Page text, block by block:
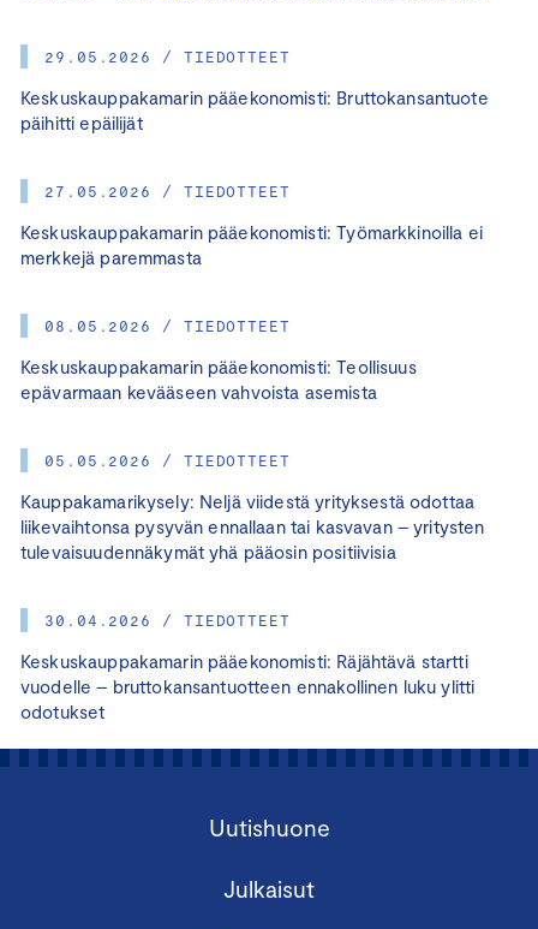
29.05.2026 / TIEDOTTEET
Keskuskauppakamarin pääekonomisti: Bruttokansantuote
päihitti epäilijät
27.05.2026 / TIEDOTTEET
Keskuskauppakamarin pääekonomisti: Työmarkkinoilla ei
merkkejä paremmasta
08.05.2026 / TIEDOTTEET
Keskuskauppakamarin pääekonomisti: Teollisuus
epävarmaan kevääseen vahvoista asemista
05.05.2026 / TIEDOTTEET
Kauppakamarikysely: Neljä viidestä yrityksestä odottaa
liikevaihtonsa pysyvän ennallaan tai kasvavan – yritysten
tulevaisuudennäkymät yhä pääosin positiivisia
30.04.2026 / TIEDOTTEET
Keskuskauppakamarin pääekonomisti: Räjähtävä startti
vuodelle – bruttokansantuotteen ennakollinen luku ylitti
odotukset
Uutishuone
Julkaisut